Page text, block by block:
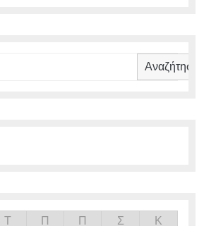
Αναζήτηση
Τ Π Π Σ Κ